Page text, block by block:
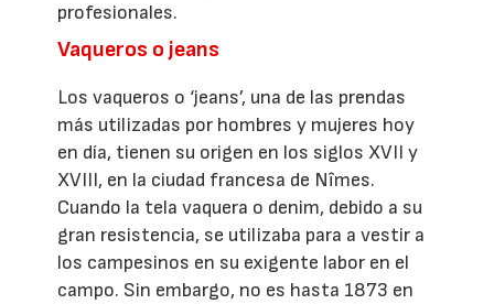
profesionales.
Vaqueros o jeans
Los vaqueros o ‘jeans’, una de las prendas
más utilizadas por hombres y mujeres hoy
en día, tienen su origen en los siglos XVII y
XVIII, en la ciudad francesa de Nîmes.
Cuando la tela vaquera o denim, debido a su
gran resistencia, se utilizaba para a vestir a
los campesinos en su exigente labor en el
campo. Sin embargo, no es hasta 1873 en